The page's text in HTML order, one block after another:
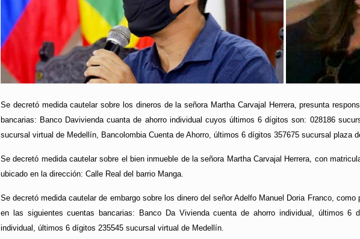
Se decretó medida cautelar sobre los dineros de la señora Martha Carvajal Herrera, presunta
bancarias: Banco Davivienda cuanta de ahorro individual cuyos últimos 6 dígitos son: 028186
sucursal virtual de Medellín, Bancolombia Cuenta de Ahorro, últimos 6 dígitos 357675 sucursal plaza
Se decretó medida cautelar sobre el bien inmueble de la señora Martha Carvajal Herrera, con
ubicado en la dirección: Calle Real del barrio Manga.
Se decretó medida cautelar de embargo sobre los dinero del señor Adelfo Manuel Doria Franco,
en las siguientes cuentas bancarias: Banco Da Vivienda cuenta de ahorro individual, últimos 6
individual, últimos 6 dígitos 235545 sucursal virtual de Medellín.